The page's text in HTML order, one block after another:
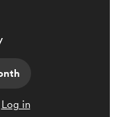
Log in